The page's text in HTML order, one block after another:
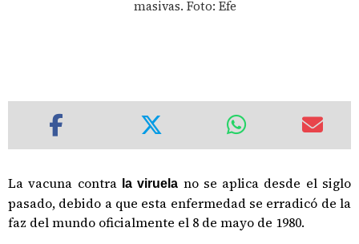
masivas. Foto: Efe
La vacuna contra la viruela no se aplica desde el siglo
pasado, debido a que esta enfermedad se erradicó de la
faz del mundo oficialmente el 8 de mayo de 1980.